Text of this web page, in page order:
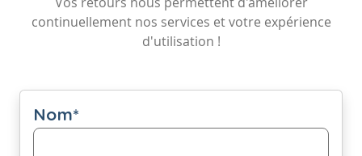
continuellement nos services et votre expérience
d'utilisation !
Nom*